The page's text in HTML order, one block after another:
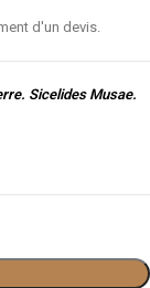
d'un devis.
Sicelides Musae.